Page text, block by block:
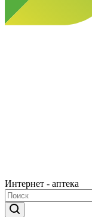
Интернет - аптека